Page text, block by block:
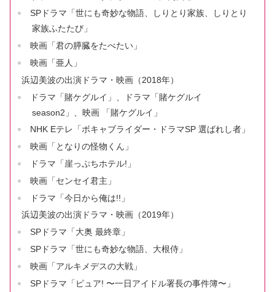
SPドラマ「世にも奇妙な物語、しりとり家族、しりとり
家族ふたたび」
映画「君の膵臓をたべたい」
映画「亜人」
浜辺美波の出演ドラマ・映画（2018年）
ドラマ「賭ケグルイ」、ドラマ「賭ケグルイ
season2」、映画 「賭ケグルイ」
NHK Eテレ「ボキャブライダー・ドラマSP 選ばれし者」
映画「となりの怪物くん」
ドラマ「崖っぷちホテル!」
映画「センセイ君主」
ドラマ「今日から俺は!!」
浜辺美波の出演ドラマ・映画（2019年）
SPドラマ「大奥 最終章」
SPドラマ「世にも奇妙な物語、大根侍」
映画「アルキメデスの大戦」
SPドラマ「ピュア! 〜一日アイドル署長の事件簿〜」